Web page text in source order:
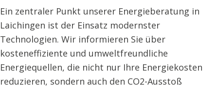
Ein zentraler Punkt unserer Energieberatung in
Laichingen ist der Einsatz modernster
Technologien. Wir informieren Sie über
kosteneffiziente und umweltfreundliche
Energiequellen, die nicht nur Ihre Energiekosten
reduzieren, sondern auch den CO2-Ausstoß